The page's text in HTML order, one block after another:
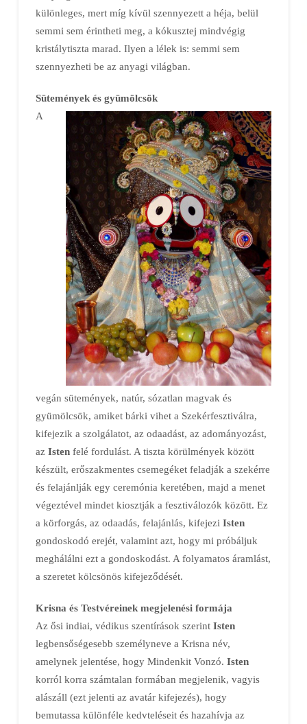
különleges, mert míg kívül szennyezett a héja, belül
semmi sem érintheti meg, a kókusztej mindvégig
kristálytiszta marad. Ilyen a lélek is: semmi sem
szennyezheti be az anyagi világban.
Sütemények és gyümölcsök
A
vegán sütemények, natúr, sózatlan magvak és
gyümölcsök, amiket bárki vihet a Szekérfesztiválra,
kifejezik a szolgálatot, az odaadást, az adományozást,
az Istenfelé fordulást. A tiszta körülmények között
készült, erőszakmentes csemegéket feladják a szekérre
és felajánlják egy ceremónia keretében, majd a menet
végeztével mindet kiosztják a fesztiválozók között. Ez
a körforgás, az odaadás, felajánlás, kifejezi Isten
gondoskodó erejét, valamint azt, hogy mi próbáljuk
meghálálni ezt a gondoskodást. A folyamatos áramlást,
a szeretet kölcsönös kifejeződését.
Krisna és Testvéreinek megjelenési formája
Az ősi indiai, védikus szentírások szerint Isten
legbensőségesebb személyneve a Krisna név,
amelynek jelentése, hogy Mindenkit Vonzó. Isten
korról korra számtalan formában megjelenik, vagyis
alászáll (ezt jelenti az avatár kifejezés), hogy
bemutassa különféle kedvteléseit és hazahívja az